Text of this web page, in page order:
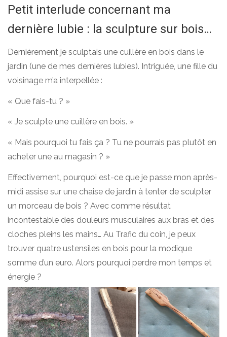
Petit interlude concernant ma
dernière lubie : la sculpture sur bois…
Dernièrement je sculptais une cuillère en bois dans le
jardin (une de mes dernières lubies). Intriguée, une fille du
voisinage m’a interpellée :
« Que fais-tu ? »
« Je sculpte une cuillère en bois. »
« Mais pourquoi tu fais ça ? Tu ne pourrais pas plutôt en
acheter une au magasin ? »
Effectivement, pourquoi est-ce que je passe mon après-
midi assise sur une chaise de jardin à tenter de sculpter
un morceau de bois ? Avec comme résultat
incontestable des douleurs musculaires aux bras et des
cloches pleins les mains… Au Trafic du coin, je peux
trouver quatre ustensiles en bois pour la modique
somme d’un euro. Alors pourquoi perdre mon temps et
énergie ?